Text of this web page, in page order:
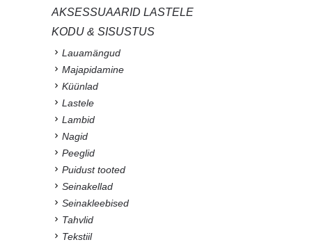
AKSESSUAARID LASTELE
KODU & SISUSTUS
Lauamängud
Majapidamine
Küünlad
Lastele
Lambid
Nagid
Peeglid
Puidust tooted
Seinakellad
Seinakleebised
Tahvlid
Tekstiil